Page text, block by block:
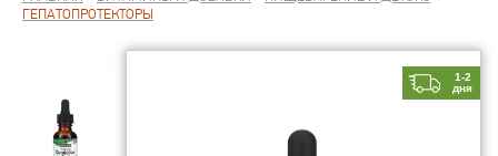
ГЕПАТОПРОТЕКТОРЫ
1-2
дня